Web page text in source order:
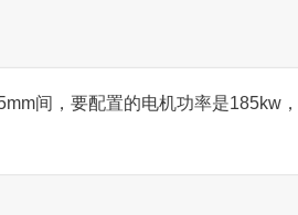
间，要配置的电机功率是185kw